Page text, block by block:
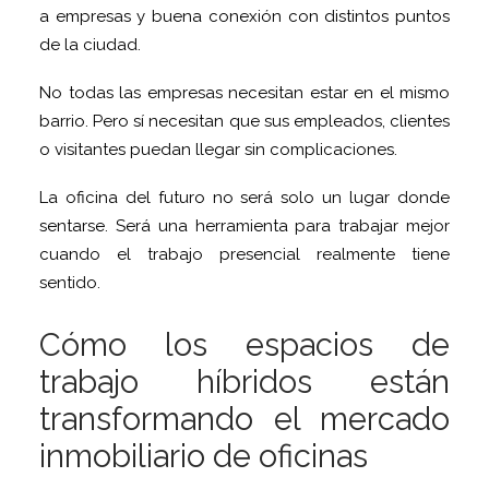
a empresas y buena conexión con distintos puntos
de la ciudad.
No todas las empresas necesitan estar en el mismo
barrio. Pero sí necesitan que sus empleados, clientes
o visitantes puedan llegar sin complicaciones.
La oficina del futuro no será solo un lugar donde
sentarse. Será una herramienta para trabajar mejor
cuando el trabajo presencial realmente tiene
sentido.
Cómo los espacios de
trabajo híbridos están
transformando el mercado
inmobiliario de oficinas